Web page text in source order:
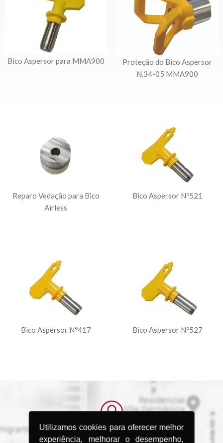
Utilizamos cookies para oferecer melhor
experiência, melhorar o desempenho,
Bico Aspersor para MMA900
Proteção do Bico Aspersor
N.34-05 MMA900
Reparo Vedação para Bico
Airless
Bico Aspersor Nº521
Bico Aspersor Nº417 Bico Aspersor Nº527